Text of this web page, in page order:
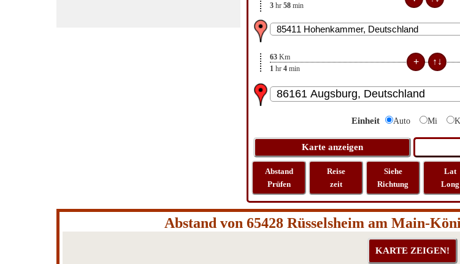
3 hr 58 min
63 Km
1 hr 4 min
Einheit Auto Mi
Abstand
Prüfen
Reise
zeit
Siehe
Richtung
Lat
Long
Abstand von 65428 Rüsselsheim am Main-